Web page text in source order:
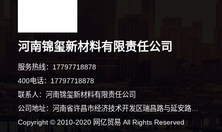
河南锦玺新材料有限责任公司
服务热线：17797718878
400电话：17797718878
联系人：河南锦玺新材料有限责任公司
公司地址：河南省许昌市经济技术开发区瑞昌路与延安路交叉口向西200米路北008号许昌泷阳实业有限公司院内南侧厂房西部1栋101室
Copyright © 2010-2020 网亿贸易 All Rights Reserved
5分钟前 苏先生 正在咨询